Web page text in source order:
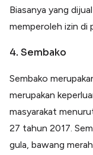
Biasanya yang
memperoleh izin di
4. Sembako
Sembako
merupakan
masyarakat
27 tahun 2017.
gula, bawang